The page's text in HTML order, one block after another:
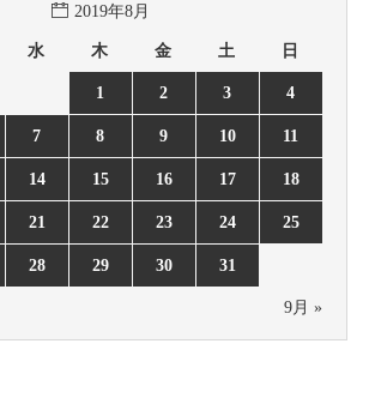
2019年8月
水 木 金 土 日
1 2 3 4
7 8 9 10 11
14 15 16 17 18
21 22 23 24 25
28 29 30 31
9月 »